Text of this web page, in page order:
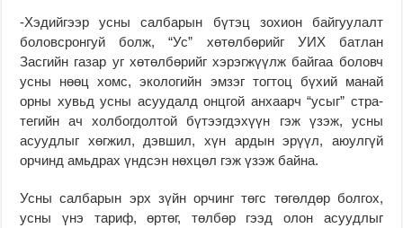
-Хэдийгээр усны сал­барын бүтэц зохион бай­гуулалт
боловсронгуй болж, “Ус” хөтөлбөрийг УИХ бат­лан
Засгийн газар уг хөтөлбөрийг хэрэгжүүлж байгаа боловч
усны нөөц хомс, экологийн эмзэг тог­тоц бүхий манай
орны хувьд усны асуудалд онц­гой анхаарч “усыг” стра­
тегийн ач холбогдолтой бүтээг­дэхүүн гэж үзэж, усны
асууд­лыг хөгжил, дэвшил, хүн ардын эрүүл, аюулгүй
орчинд амьдрах үндсэн нөх­цөл гэж үзэж байна.
Усны салбарын эрх зүйн орчинг төгс төгөлдөр болгох,
усны үнэ тариф, өртөг, төлбөр гээд олон асуудлыг